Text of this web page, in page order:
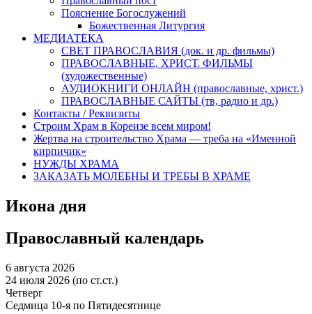
Пояснение Богослужений
Божественная Литургия
МЕДИАТЕКА
СВЕТ ПРАВОСЛАВИЯ (док. и др. фильмы)
ПРАВОСЛАВНЫЕ, ХРИСТ. ФИЛЬМЫ
(художественные)
АУДИОКНИГИ ОНЛАЙН (православные, христ.)
ПРАВОСЛАВНЫЕ САЙТЫ (тв, радио и др.)
Контакты / Реквизиты
Строим Храм в Кореизе всем миром!
Жертва на строительство Храма — треба на «Именной
кирпичик»
НУЖДЫ ХРАМА
ЗАКАЗАТЬ МОЛЕБНЫ И ТРЕБЫ В ХРАМЕ
Икона дня
Православный календарь
6 августа 2026
24 июля 2026 (по ст.ст.)
Четверг
Седмица 10-я по Пятидесятнице